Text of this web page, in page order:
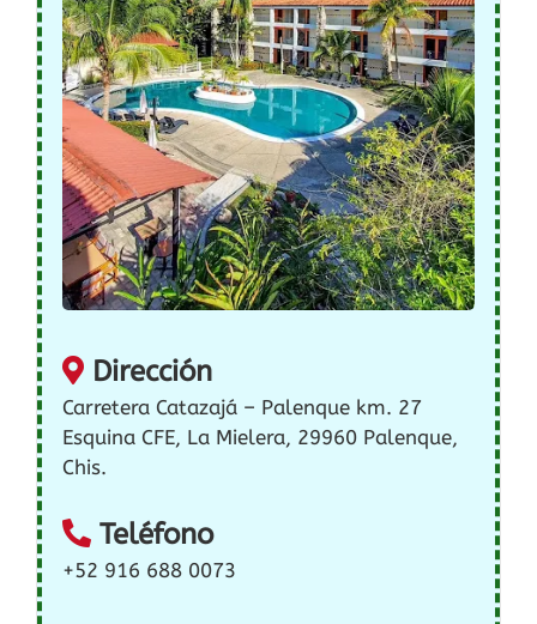
Dirección
Carretera Catazajá – Palenque km. 27
Esquina CFE, La Mielera, 29960 Palenque,
Chis.
Teléfono
+52 916 688 0073